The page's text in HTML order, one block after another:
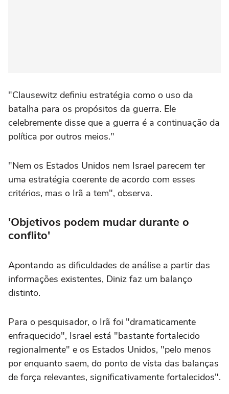
"Clausewitz definiu estratégia como o uso da
batalha para os propósitos da guerra. Ele
celebremente disse que a guerra é a continuação da
política por outros meios."
"Nem os Estados Unidos nem Israel parecem ter
uma estratégia coerente de acordo com esses
critérios, mas o Irã a tem", observa.
'Objetivos podem mudar durante o
conflito'
Apontando as dificuldades de análise a partir das
informações existentes, Diniz faz um balanço
distinto.
Para o pesquisador, o Irã foi "dramaticamente
enfraquecido", Israel está "bastante fortalecido
regionalmente" e os Estados Unidos, "pelo menos
por enquanto saem, do ponto de vista das balanças
de força relevantes, significativamente fortalecidos".